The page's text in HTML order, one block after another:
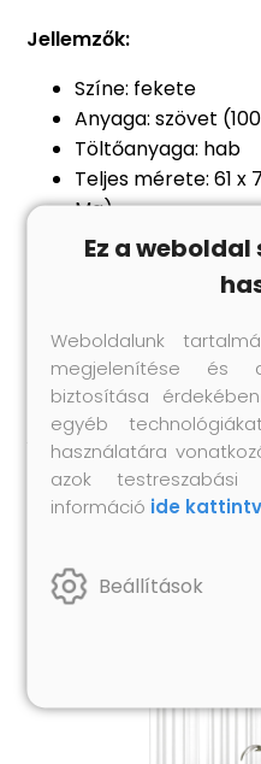
Jellemzők:
Színe: fekete
Anyaga: szövet
Töltőanyaga: hab
Teljes mérete: 61 x
Ma)
Ülés szélessége:
Ülőfelület
Ülőfelület
Karfa magassága
Összeszerelést
Hasonló
Ez a
Weboldalunk
megjelenítése és
biztosítása
egyéb
használatára
azok testreszabási
információ ide
Beállítások